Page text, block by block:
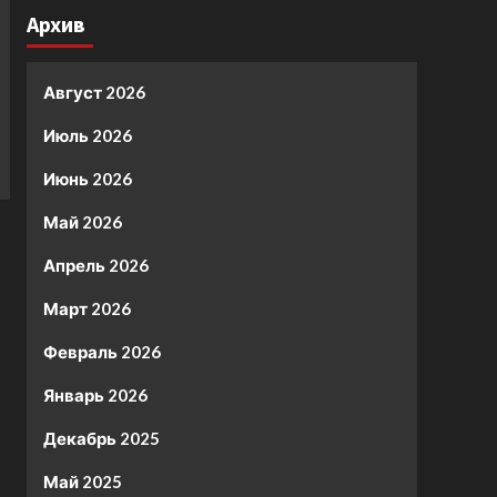
Архив
Август 2026
Июль 2026
Июнь 2026
Май 2026
Апрель 2026
Март 2026
Февраль 2026
Январь 2026
Декабрь 2025
Май 2025